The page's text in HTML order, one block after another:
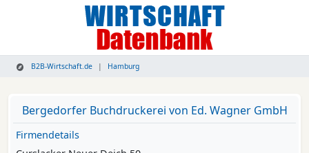
B2B-Wirtschaft.de Hamburg
Bergedorfer Buchdruckerei von Ed. Wagner GmbH
Firmendetails